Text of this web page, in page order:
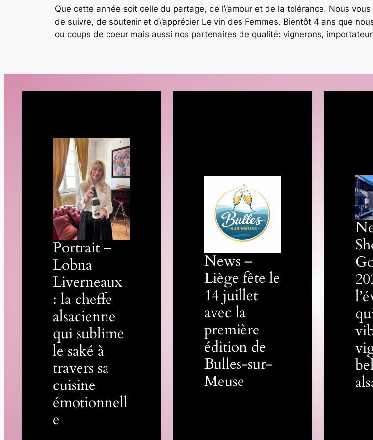
Que cette année soit celle du partage, de l\’amour et de la tolérance. Nous
de suivre, de soutenir et d\’apprécier Le vin des Femmes. Bientôt 4 ans que
ou coups de coeur mais aussi nos partenaires de qualité: vignerons,
Portrait –
Lobna
Liverneaux
: la cheffe
alsacienne
qui sublime
le saké à
travers sa
cuisine
émotionnell
e
News –
Liège fête le
14 juillet
avec la
première
édition de
Bulles-sur-
Meuse